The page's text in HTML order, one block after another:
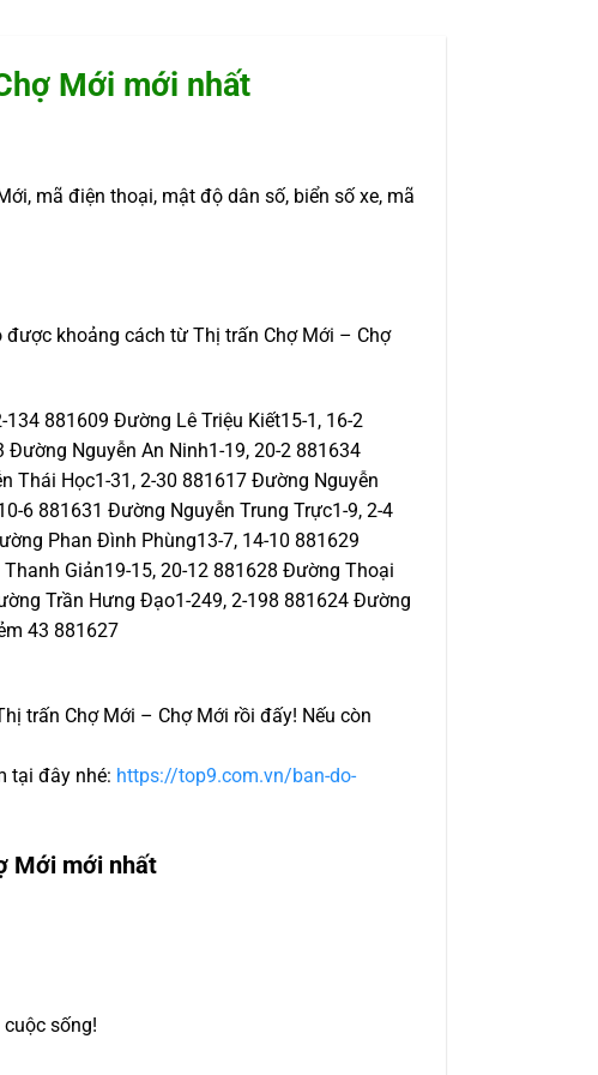
Mới mới nhất
mã điện thoại, mật độ dân số, biển số xe, mã
khoảng cách từ Thị trấn Chợ Mới – Chợ
881609 Đường Lê Triệu Kiết15-1, 16-2
Nguyễn An Ninh1-19, 20-2 881634
Thái Học1-31, 2-30 881617 Đường Nguyễn
6 881631 Đường Nguyễn Trung Trực1-9, 2-4
Phan Đình Phùng13-7, 14-10 881629
Giản19-15, 20-12 881628 Đường Thoại
Trần Hưng Đạo1-249, 2-198 881624 Đường
43 881627
trấn Chợ Mới – Chợ Mới rồi đấy! Nếu còn
tại đây nhé: https://top9.com.vn/ban-do-
Mới mới nhất
sống!